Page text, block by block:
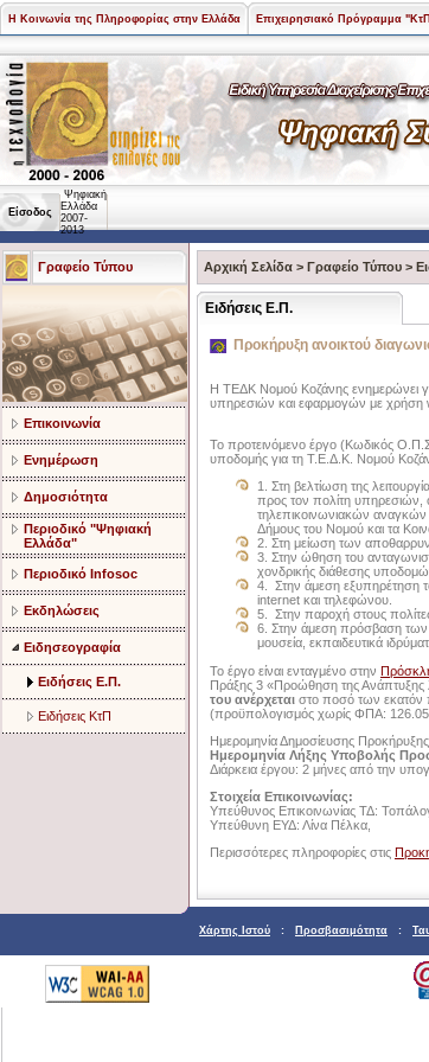
Η Κοινωνία της Πληροφορίας στην Ελλάδα Επιχειρησιακό Πρόγραμμα
Είσοδος
Ψηφιακή
Ελλάδα
2007-
2013
Γραφείο Τύπου
Επικοινωνία
Ενημέρωση
Δημοσιότητα
Περιοδικό "Ψηφιακή
Ελλάδα"
Περιοδικό Infosoc
Εκδηλώσεις
Ειδησεογραφία
Ειδήσεις Ε.Π.
Ειδήσεις ΚτΠ
Αρχική Σελίδα > Γραφείο Τύπου >
Ειδήσεις Ε.Π.
Προκήρυξη ανοικτού
Η ΤΕΔΚ Νομού Κοζάνης ενημερώνει
υπηρεσιών και εφαρμογών με
Το προτεινόμενο έργο (Κωδικός
υποδομής για τη Τ.Ε.Δ.Κ. Νομού
1. Στη βελτίωση της
προς τον πολίτη υπηρεσιών,
τηλεπικοινωνιακών
Δήμους του Νομού και τα
2. Στη μείωση των
3. Στην ώθηση του
χονδρικής διάθεσης
4. Στην άμεση εξυπηρέτηση
internet και τηλεφώνου.
5. Στην παροχή στους
6. Στην άμεση πρόσβαση των
μουσεία, εκπαιδευτικά
Το έργο είναι ενταγμένο στην
Πράξης 3 «Προώθηση της
του ανέρχεται στο ποσό των εκατόν
(προϋπολογισμός χωρίς ΦΠΑ:
Ημερομηνία Δημοσίευσης
Ημερομηνία Λήξης Υποβολής
Διάρκεια έργου: 2 μήνες από την
Στοιχεία Επικοινωνίας:
Υπεύθυνος Επικοινωνίας ΤΔ:
Υπεύθυνη ΕΥΔ: Λίνα Πέλκα,
Περισσότερες πληροφορίες στις
Χάρτης Ιστού : Προσβασιμότητα :